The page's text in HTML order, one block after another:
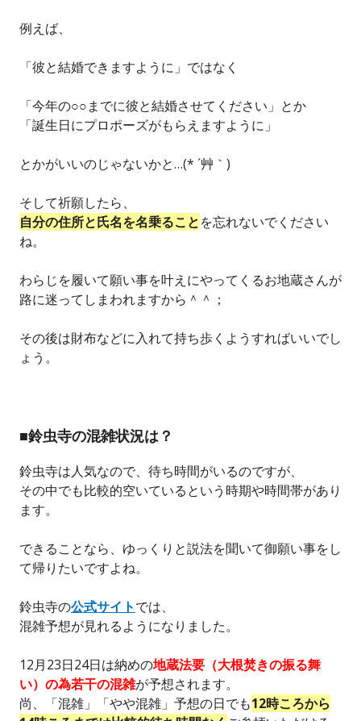
例えば、
「彼と結婚できますように」ではなく
「今年の○○までに彼と結婚させてください」とか
「誕生日にプロポーズがもらえますように」
とかがいいのじゃないかと…(* ´艸｀)
そして祈願したら、
自分の住所と氏名を名乗ることを忘れないでください
ね。
わらじを履いて願い事を叶えにやってくるお地蔵さんが
路に迷ってしまわれますから＾＾；
その後は財布などに入れて持ち歩くようすればいいでし
ょう。
■鈴虫寺の混雑状況は？
鈴虫寺は人気なので、待ち時間がいるのですが、
その中でも比較的空いているという時期や時間帯があり
ます。
できることなら、ゆっくりと説法を聞いて御願い事をし
て帰りたいですよね。
鈴虫寺の公式サイトでは、
混雑予想が見れるようになりました。
12月23日24日は納めの地蔵法要（大根焚きの振る舞
い）の為若干の混雑が予想されます。
尚、「混雑」「やや混雑」予想の日でも12時ころから